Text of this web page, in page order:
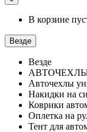
В корзине
Везде
Везде
Авточехлы
Накидки на
Коврики
Оплетка на
Тент для